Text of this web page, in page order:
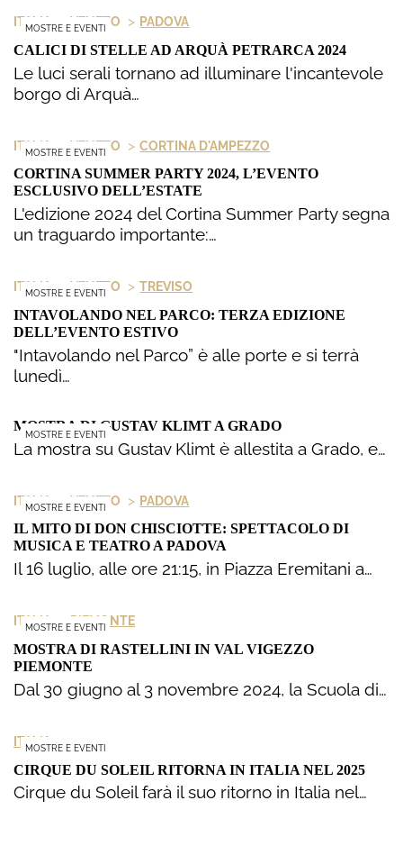
MOSTRE E EVENTI
ITALIA > VENETO > PADOVA
CALICI DI STELLE AD ARQUÀ PETRARCA 2024
Le luci serali tornano ad illuminare l'incantevole
borgo di Arquà…
MOSTRE E EVENTI
ITALIA > VENETO > CORTINA D'AMPEZZO
CORTINA SUMMER PARTY 2024, L’EVENTO
ESCLUSIVO DELL’ESTATE
L'edizione 2024 del Cortina Summer Party segna
un traguardo importante:…
MOSTRE E EVENTI
ITALIA > VENETO > TREVISO
INTAVOLANDO NEL PARCO: TERZA EDIZIONE
DELL’EVENTO ESTIVO
"Intavolando nel Parco” è alle porte e si terrà
lunedì…
MOSTRE E EVENTI
MOSTRA DI GUSTAV KLIMT A GRADO
La mostra su Gustav Klimt è allestita a Grado, e…
MOSTRE E EVENTI
ITALIA > VENETO > PADOVA
IL MITO DI DON CHISCIOTTE: SPETTACOLO DI
MUSICA E TEATRO A PADOVA
Il 16 luglio, alle ore 21:15, in Piazza Eremitani a…
MOSTRE E EVENTI
ITALIA > PIEMONTE
MOSTRA DI RASTELLINI IN VAL VIGEZZO
PIEMONTE
Dal 30 giugno al 3 novembre 2024, la Scuola di…
MOSTRE E EVENTI
ITALIA
CIRQUE DU SOLEIL RITORNA IN ITALIA NEL 2025
Cirque du Soleil farà il suo ritorno in Italia nel…